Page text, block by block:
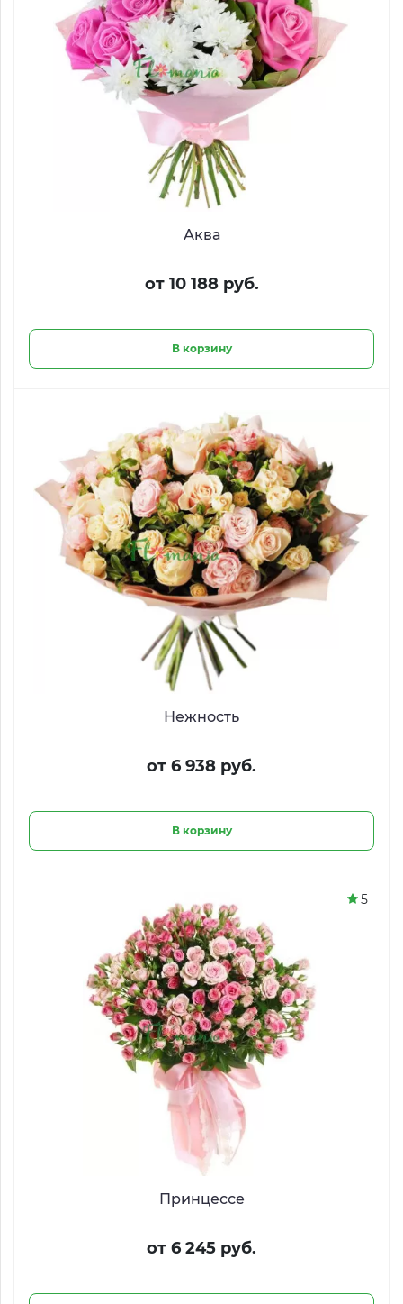
Аква
от 10 188 руб.
В корзину
Нежность
от 6 938 руб.
В корзину
Принцессе
от 6 245 руб.
5